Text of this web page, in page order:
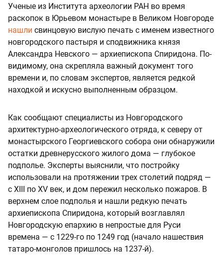
Ученые из Института археологии РАН во время
раскопок в Юрьевом монастыре в Великом Новгороде
нашли свинцовую вислую печать с именем известного
новгородского пастыря и сподвижника князя
Александра Невского — архиепископа Спиридона. По-
видимому, она скрепляла важный документ того
времени и, по словам экспертов, является редкой
находкой и искусно выполненным образцом.
Как сообщают специалисты из Новгородского
архитектурно-археологического отряда, к северу от
монастырского Георгиевского собора они обнаружили
остатки древнерусского жилого дома — глубокое
подполье. Эксперты выяснили, что постройку
использовали на протяжении трех столетий подряд —
с XIII по XV век, и дом пережил несколько пожаров. В
верхнем слое подполья и нашли редкую печать
архиепископа Спиридона, который возглавлял
Новгородскую епархию в непростые для Руси
времена — с 1229-го по 1249 год (начало нашествия
татаро-монголов пришлось на 1237-й).